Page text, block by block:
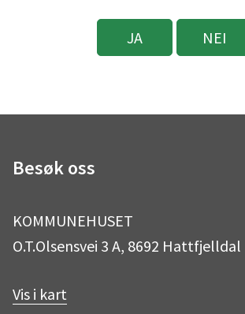
JA NEI
Besøk oss
KOMMUNEHUSET
O.T.Olsensvei 3 A, 8692 Hattfjelldal
Vis i kart